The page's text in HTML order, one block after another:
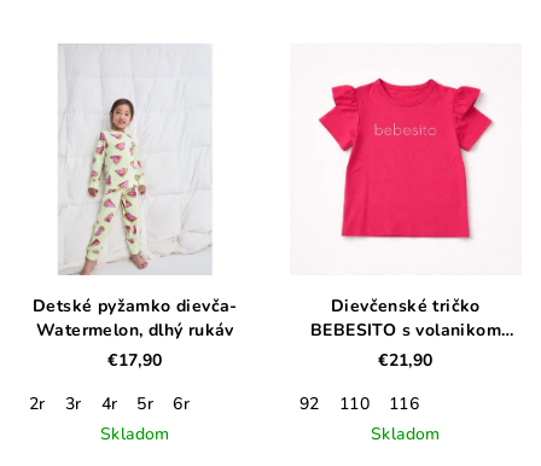
Detské pyžamko dievča-
Watermelon, dlhý rukáv
€17,90
2r
3r 4r 5r
6r
Skladom
Dievčenské tričko
BEBESITO s volanikom
malinovo rúžové
€21,90
92
110
116
Skladom